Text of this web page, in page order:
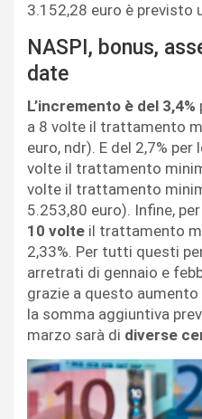
3.152,28 euro è previsto
NASPI, bonus,
date
L’incremento è del 3,4%
a 8 volte il trattamento
euro, ndr). E del 2,7%
volte il trattamento
volte il trattamento
5.253,80 euro). Infine,
10 volte il trattamento
2,33%. Per tutti questi
arretrati di gennaio e
grazie a questo
la somma aggiuntiva
marzo sarà di diverse